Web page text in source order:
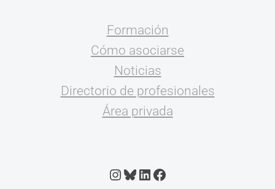
Formación
Cómo asociarse
Noticias
Directorio de profesionales
Área privada
Instagram
Bluesky
LinkedIn
Facebook